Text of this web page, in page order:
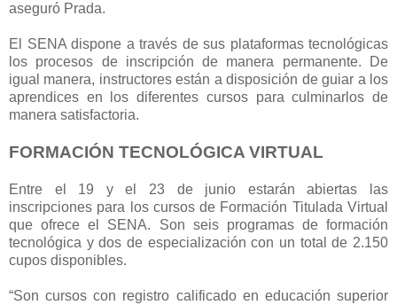
aseguró Prada.
El SENA dispone a través de sus plataformas tecnológicas
los procesos de inscripción de manera permanente. De
igual manera, instructores están a disposición de guiar a los
aprendices en los diferentes cursos para culminarlos de
manera satisfactoria.
FORMACIÓN TECNOLÓGICA VIRTUAL
Entre el 19 y el 23 de junio estarán abiertas las
inscripciones para los cursos de Formación Titulada Virtual
que ofrece el SENA. Son seis programas de formación
tecnológica y dos de especialización con un total de 2.150
cupos disponibles.
“Son cursos con registro calificado en educación superior